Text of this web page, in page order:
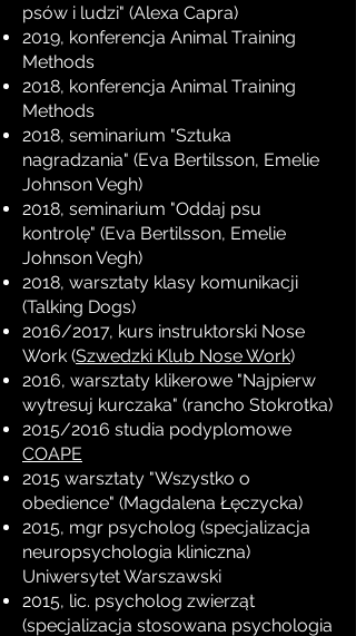
psów i ludzi" (Alexa Capra)
2019, konferencja Animal Training
Methods
2018, konferencja Animal Training
Methods
2018, seminarium "Sztuka
nagradzania" (Eva Bertilsson, Emelie
Johnson Vegh)
2018, seminarium "Oddaj psu
kontrolę" (Eva Bertilsson, Emelie
Johnson Vegh)
2018, warsztaty klasy komunikacji
(Talking Dogs)
2016/2017, kurs instruktorski Nose
Work (Szwedzki Klub Nose Work)
2016, warsztaty klikerowe "Najpierw
wytresuj kurczaka" (rancho Stokrotka)
2015/2016 studia podyplomowe
COAPE
2015 warsztaty "Wszystko o
obedience" (Magdalena Łęczycka)
2015, mgr psycholog (specjalizacja
neuropsychologia kliniczna)
Uniwersytet Warszawski
2015, lic. psycholog zwierząt
(specjalizacja stosowana psychologia